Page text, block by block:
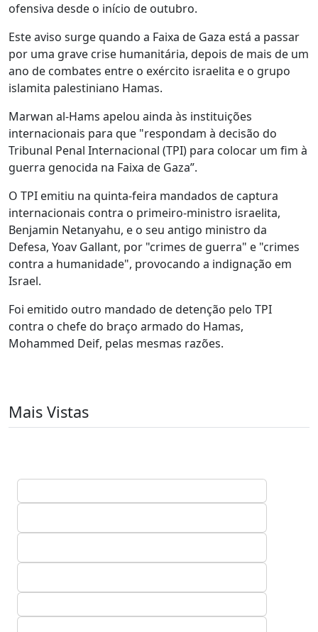
ofensiva desde o início de outubro.
Este aviso surge quando a Faixa de Gaza está a passar
por uma grave crise humanitária, depois de mais de um
ano de combates entre o exército israelita e o grupo
islamita palestiniano Hamas.
Marwan al-Hams apelou ainda às instituições
internacionais para que "respondam à decisão do
Tribunal Penal Internacional (TPI) para colocar um fim à
guerra genocida na Faixa de Gaza”.
O TPI emitiu na quinta-feira mandados de captura
internacionais contra o primeiro-ministro israelita,
Benjamin Netanyahu, e o seu antigo ministro da
Defesa, Yoav Gallant, por "crimes de guerra" e "crimes
contra a humanidade", provocando a indignação em
Israel.
Foi emitido outro mandado de detenção pelo TPI
contra o chefe do braço armado do Hamas,
Mohammed Deif, pelas mesmas razões.
Mais Vistas